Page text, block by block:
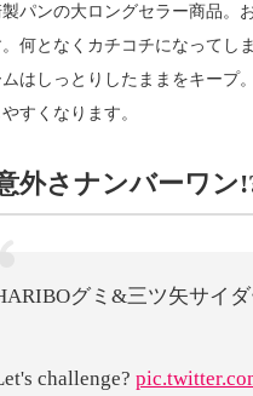
パンの大ロングセラー商品。
何となくカチコチになってし
ムはしっとりしたままをキープ
すくなります。
外さナンバーワン
グミ&三ツ矢サイ
challenge?